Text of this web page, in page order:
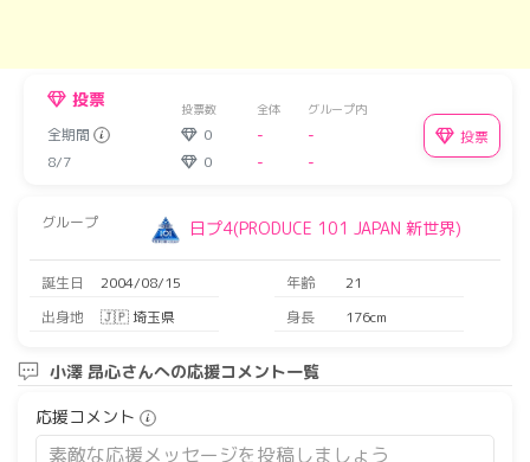
投票 投票数 全体 グループ内
全期間 0 -
-
8/7
0 - -
投票
グループ 日プ4(PRODUCE 101 JAPAN 新世界)
誕生日 2004/08/15 年齢
21
出身地
🇯🇵 埼玉県 身長 176cm
小澤 昂心さんへの応援コメント一覧
応援コメント